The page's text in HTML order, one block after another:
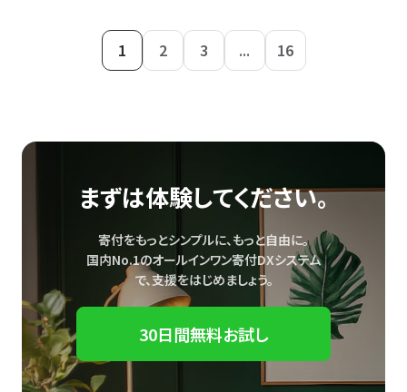
1 2 3 ... 16
まずは体験してください。
寄付をもっとシンプルに、もっと自由に。
国内No.1のオールインワン寄付DXシステム
で、支援をはじめましょう。
30日間無料お試し